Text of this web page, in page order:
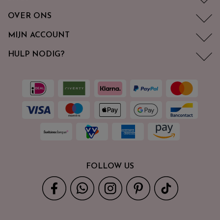
OVER ONS
MIJN ACCOUNT
HULP NODIG?
FOLLOW US